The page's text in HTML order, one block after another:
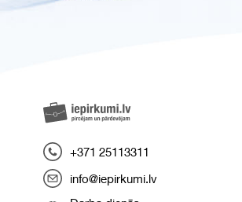
+371 25113311
info@iepirkumi.lv